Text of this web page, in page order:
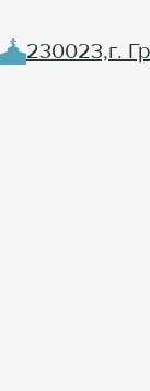
230023,г.